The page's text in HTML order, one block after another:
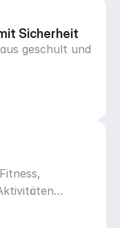
Sicherheit
geschult und